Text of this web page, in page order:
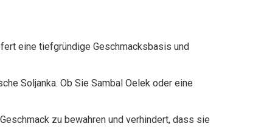
eine tiefgründige Geschmacksbasis und
Soljanka. Ob Sie Sambal Oelek oder eine
zu bewahren und verhindert, dass sie